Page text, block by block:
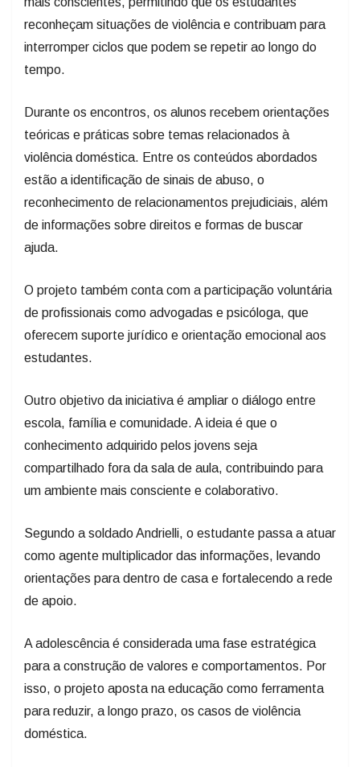
reconheçam situações de violência e contribuam para
interromper ciclos que podem se repetir ao longo do
tempo.
Durante os encontros, os alunos recebem orientações
teóricas e práticas sobre temas relacionados à
violência doméstica. Entre os conteúdos abordados
estão a identificação de sinais de abuso, o
reconhecimento de relacionamentos prejudiciais, além
de informações sobre direitos e formas de buscar
ajuda.
O projeto também conta com a participação voluntária
de profissionais como advogadas e psicóloga, que
oferecem suporte jurídico e orientação emocional aos
estudantes.
Outro objetivo da iniciativa é ampliar o diálogo entre
escola, família e comunidade. A ideia é que o
conhecimento adquirido pelos jovens seja
compartilhado fora da sala de aula, contribuindo para
um ambiente mais consciente e colaborativo.
Segundo a soldado Andrielli, o estudante passa a atuar
como agente multiplicador das informações, levando
orientações para dentro de casa e fortalecendo a rede
de apoio.
A adolescência é considerada uma fase estratégica
para a construção de valores e comportamentos. Por
isso, o projeto aposta na educação como ferramenta
para reduzir, a longo prazo, os casos de violência
doméstica.